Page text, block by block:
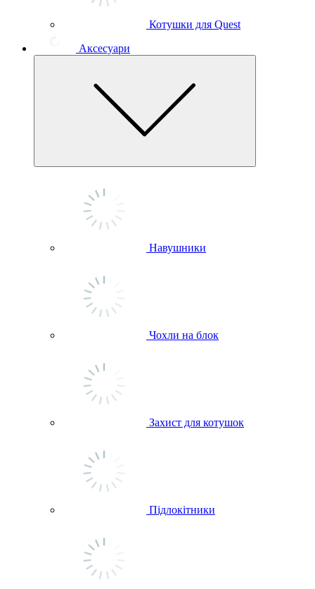
Котушки для Quest
Аксесуари
Навушники
Чохли на блок
Захист для котушок
Підлокітники